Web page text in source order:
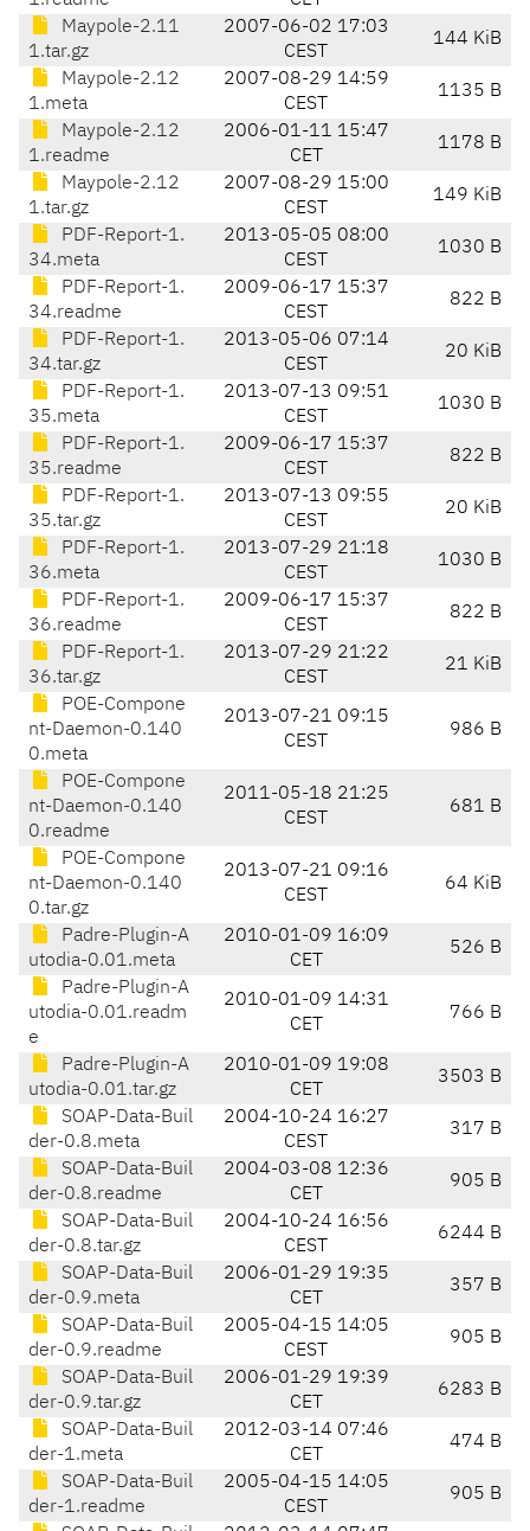
Maypole-2.11
1.tar.gz
2007-06-02 17:03
CEST
144 KiB
Maypole-2.12
1.meta
2007-08-29 14:59
CEST
1135 B
Maypole-2.12
1.readme
2006-01-11 15:47
CET
1178 B
Maypole-2.12
1.tar.gz
2007-08-29 15:00
CEST
149 KiB
PDF-Report-1.
34.meta
2013-05-05 08:00
CEST
1030 B
PDF-Report-1.
34.readme
2009-06-17 15:37
CEST
822 B
PDF-Report-1.
34.tar.gz
2013-05-06 07:14
CEST
20 KiB
PDF-Report-1.
35.meta
2013-07-13 09:51
CEST
1030 B
PDF-Report-1.
35.readme
2009-06-17 15:37
CEST
822 B
PDF-Report-1.
35.tar.gz
2013-07-13 09:55
CEST
20 KiB
PDF-Report-1.
36.meta
2013-07-29 21:18
CEST
1030 B
PDF-Report-1.
36.readme
2009-06-17 15:37
CEST
822 B
PDF-Report-1.
36.tar.gz
2013-07-29 21:22
CEST
21 KiB
POE-Compone
nt-Daemon-0.140
0.meta
2013-07-21 09:15
CEST
986 B
POE-Compone
nt-Daemon-0.140
0.readme
2011-05-18 21:25
CEST
681 B
POE-Compone
nt-Daemon-0.140
0.tar.gz
2013-07-21 09:16
CEST
64 KiB
Padre-Plugin-A
utodia-0.01.meta
2010-01-09 16:09
CET
526 B
Padre-Plugin-A
utodia-0.01.readm
e
2010-01-09 14:31
CET
766 B
Padre-Plugin-A
utodia-0.01.tar.gz
2010-01-09 19:08
CET
3503 B
SOAP-Data-Buil
der-0.8.meta
2004-10-24 16:27
CEST
317 B
SOAP-Data-Buil
der-0.8.readme
2004-03-08 12:36
CET
905 B
SOAP-Data-Buil
der-0.8.tar.gz
2004-10-24 16:56
CEST
6244 B
SOAP-Data-Buil
der-0.9.meta
2006-01-29 19:35
CET
357 B
SOAP-Data-Buil
der-0.9.readme
2005-04-15 14:05
CEST
905 B
SOAP-Data-Buil
der-0.9.tar.gz
2006-01-29 19:39
CET
6283 B
SOAP-Data-Buil
der-1.meta
2012-03-14 07:46
CET
474 B
SOAP-Data-Buil
der-1.readme
2005-04-15 14:05
CEST
905 B